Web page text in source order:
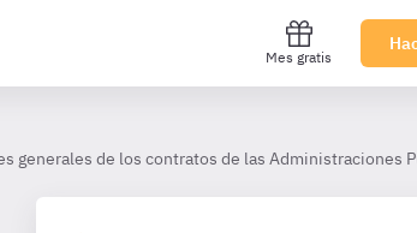
Mes gratis
generales de los contratos de las Administraciones